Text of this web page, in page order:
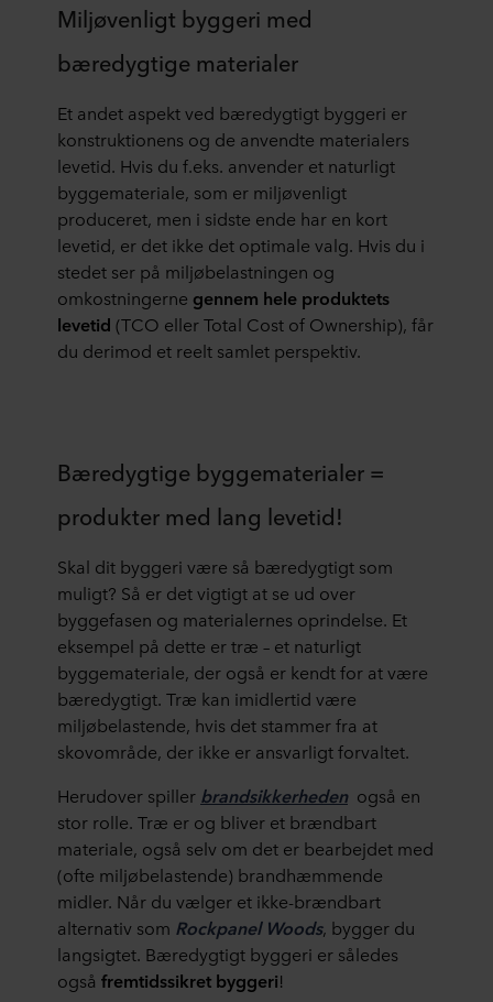
Miljøvenligt byggeri med
bæredygtige materialer
Et andet aspekt ved bæredygtigt byggeri er
konstruktionens og de anvendte materialers
levetid. Hvis du f.eks. anvender et naturligt
byggemateriale, som er miljøvenligt
produceret, men i sidste ende har en kort
levetid, er det ikke det optimale valg. Hvis du i
stedet ser på miljøbelastningen og
omkostningerne gennem hele produktets
levetid (TCO eller Total Cost of Ownership), får
du derimod et reelt samlet perspektiv.
Bæredygtige byggematerialer =
produkter med lang levetid!
Skal dit byggeri være så bæredygtigt som
muligt? Så er det vigtigt at se ud over
byggefasen og materialernes oprindelse. Et
eksempel på dette er træ – et naturligt
byggemateriale, der også er kendt for at være
bæredygtigt. Træ kan imidlertid være
miljøbelastende, hvis det stammer fra at
skovområde, der ikke er ansvarligt forvaltet.
Herudover spiller brandsikkerhedenogså en
stor rolle. Træ er og bliver et brændbart
materiale, også selv om det er bearbejdet med
(ofte miljøbelastende) brandhæmmende
midler. Når du vælger et ikke-brændbart
alternativ som Rockpanel Woods, bygger du
langsigtet. Bæredygtigt byggeri er således
også fremtidssikret byggeri!